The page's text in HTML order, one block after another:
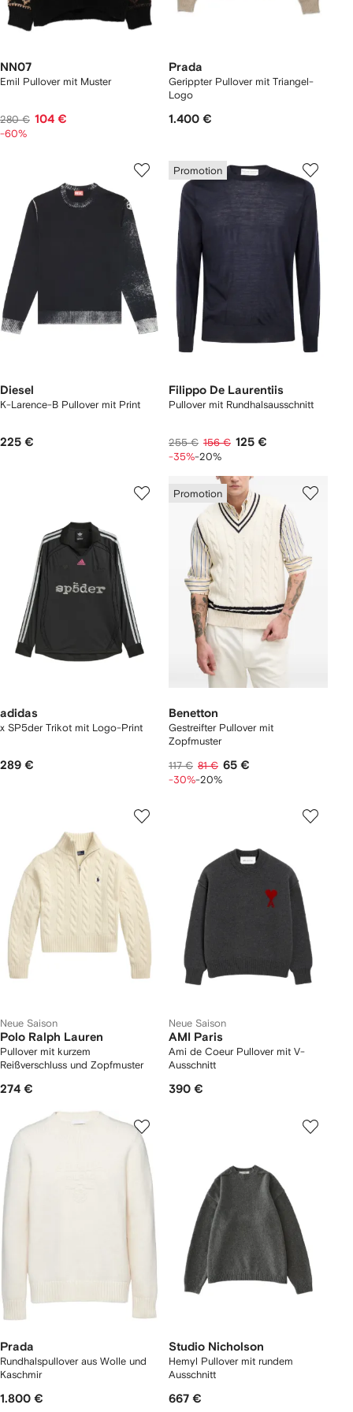
NN07
Emil Pullover mit Muster
280 € 104 €
-60%
Prada
Gerippter Pullover mit Triangel-
Logo
1.400 €
Diesel
K-Larence-B Pullover mit Print
225 €
Promotion
Filippo De Laurentiis
Pullover mit Rundhalsausschnitt
255 € 156 € 125 €
-35%-20%
adidas
x SP5der Trikot mit Logo-Print
289 €
Promotion
Benetton
Gestreifter Pullover mit
Zopfmuster
117 € 81 € 65 €
-30%-20%
Neue Saison
Polo Ralph Lauren
Pullover mit kurzem
Reißverschluss und Zopfmuster
274 €
Neue Saison
AMI Paris
Ami de Coeur Pullover mit V-
Ausschnitt
390 €
Prada
Rundhalspullover aus Wolle und
Kaschmir
1.800 €
Studio Nicholson
Hemyl Pullover mit rundem
Ausschnitt
667 €